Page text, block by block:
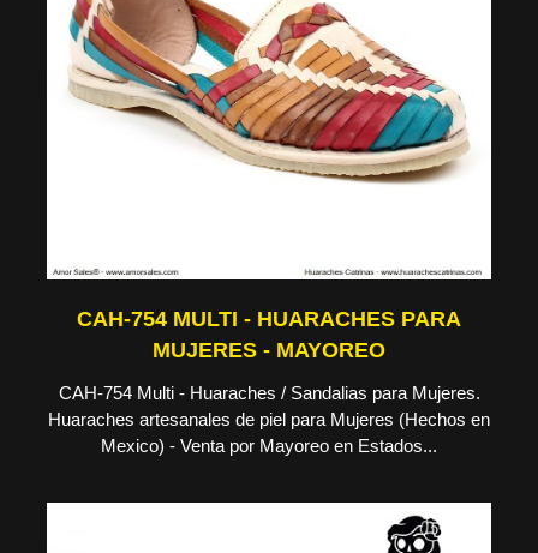
CAH-754 MULTI - HUARACHES PARA
MUJERES - MAYOREO
CAH-754 Multi - Huaraches / Sandalias para Mujeres.
Huaraches artesanales de piel para Mujeres (Hechos en
Mexico) - Venta por Mayoreo en Estados...